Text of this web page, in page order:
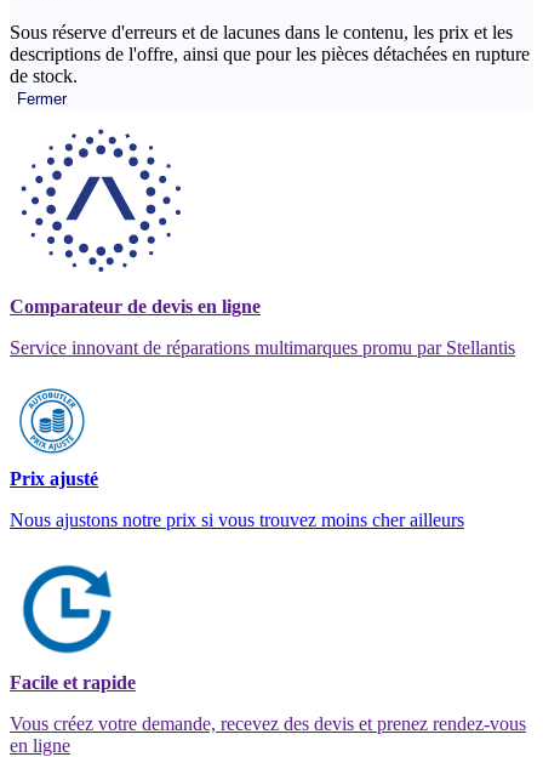
Sous réserve d'erreurs et de lacunes dans le contenu, les prix et les
descriptions de l'offre, ainsi que pour les pièces détachées en rupture
de stock.
Fermer
Comparateur de devis en ligne
Service innovant de réparations multimarques promu par Stellantis
Prix ajusté
Nous ajustons notre prix si vous trouvez moins cher ailleurs
Facile et rapide
Vous créez votre demande, recevez des devis et prenez rendez-vous
en ligne